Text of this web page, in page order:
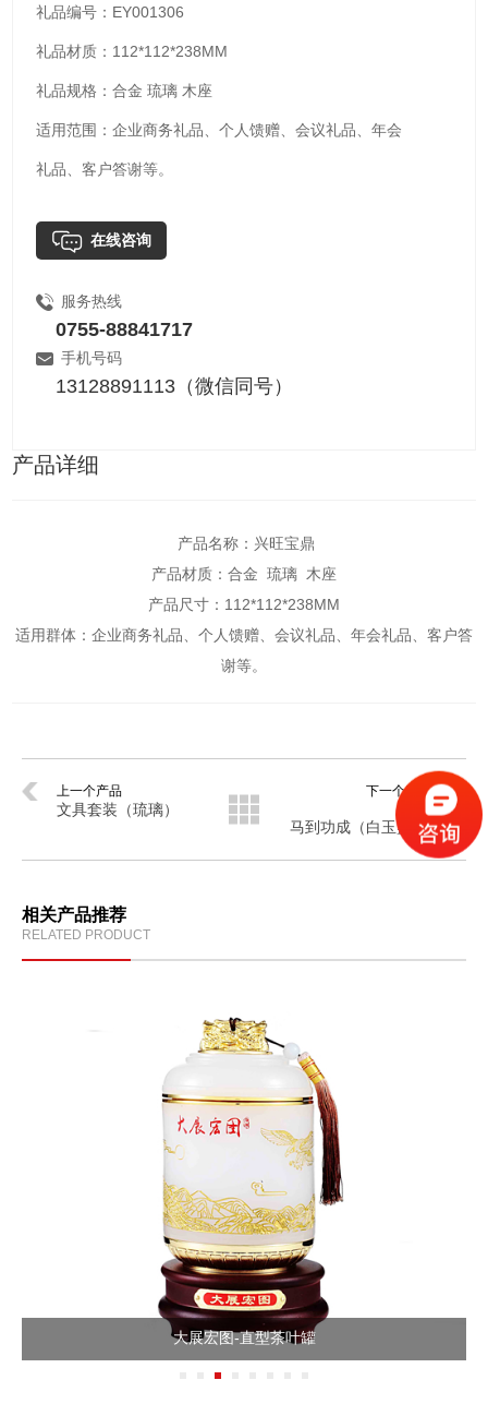
礼品编号：EY001306
礼品材质：112*112*238MM
礼品规格：合金 琉璃 木座
适用范围：企业商务礼品、个人馈赠、会议礼品、年会
礼品、客户答谢等。
在线咨询
服务热线
0755-88841717
手机号码
13128891113（微信同号）
产品详细
产品名称：兴旺宝鼎
产品材质：合金 琉璃 木座
产品尺寸：112*112*238MM
适用群体：企业商务礼品、个人馈赠、会议礼品、年会礼品、客户答
谢等。
上一个产品
文具套装（琉璃）
下一个产品
马到功成（白玉盘+绒金）
相关产品推荐
RELATED PRODUCT
大展宏图-直型茶叶罐